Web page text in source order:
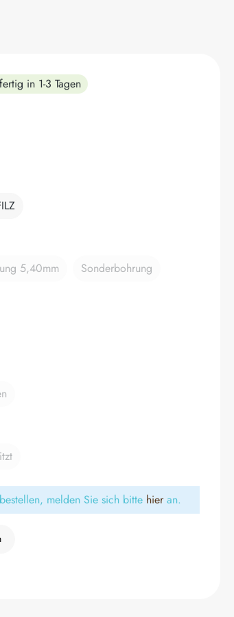
in 1-3 Tagen
5,40mm
Option ist zurzeit nicht verfügbar.)
Sonderbohrung(Diese Option ist zurzeit
Option ist zurzeit nicht verfügbar.)
Option ist zurzeit nicht verfügbar.)
melden Sie sich bitte hieran.